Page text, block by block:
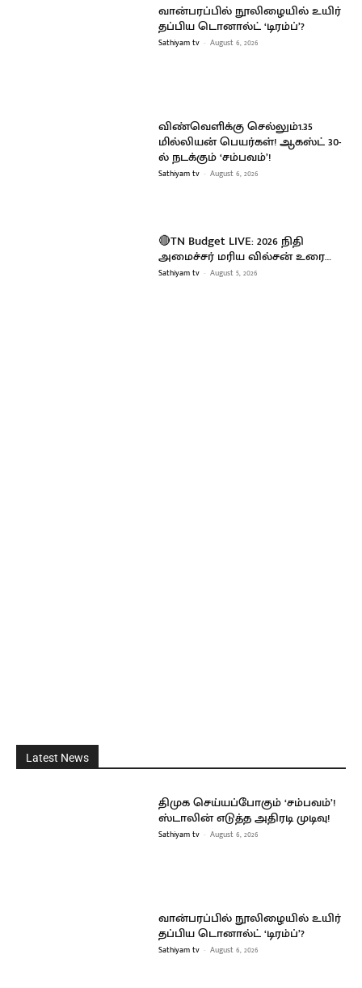
வான்பரப்பில் நூலிழையில் உயிர்
தப்பிய டொனால்ட் ‘டிரம்ப்’?
Sathiyam tv - August 6, 2026
விண்வெளிக்கு செல்லும்1.35
மில்லியன் பெயர்கள்! ஆகஸ்ட் 30-
ல் நடக்கும் ‘சம்பவம்’!
Sathiyam tv - August 6, 2026
🔴TN Budget LIVE: 2026 நிதி
அமைச்சர் மரிய வில்சன் உரை…
Sathiyam tv - August 5, 2026
Latest News
திமுக செய்யப்போகும் ‘சம்பவம்’!
ஸ்டாலின் எடுத்த அதிரடி முடிவு!
Sathiyam tv - August 6, 2026
வான்பரப்பில் நூலிழையில் உயிர்
தப்பிய டொனால்ட் ‘டிரம்ப்’?
Sathiyam tv - August 6, 2026